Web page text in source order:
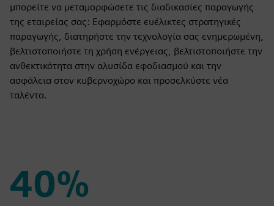
μπορείτε να μεταμορφώσετε τις διαδικασίες παραγωγής
της εταιρείας σας: Εφαρμόστε ευέλικτες στρατηγικές
παραγωγής, διατηρήστε την τεχνολογία σας ενημερωμένη,
βελτιστοποιήστε τη χρήση ενέργειας, βελτιστοποιήστε την
ανθεκτικότητα στην αλυσίδα εφοδιασμού και την
ασφάλεια στον κυβερνοχώρο και προσελκύστε νέα
ταλέντα.
40%